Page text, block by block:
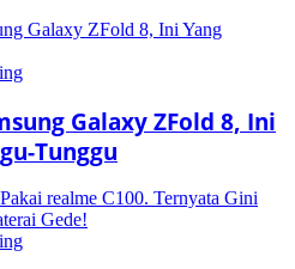
Galaxy ZFold 8, Ini
Tunggu